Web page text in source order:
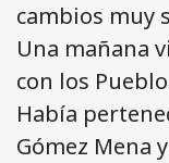
cambios muy
Una mañana
con los
Había
Gómez Mena